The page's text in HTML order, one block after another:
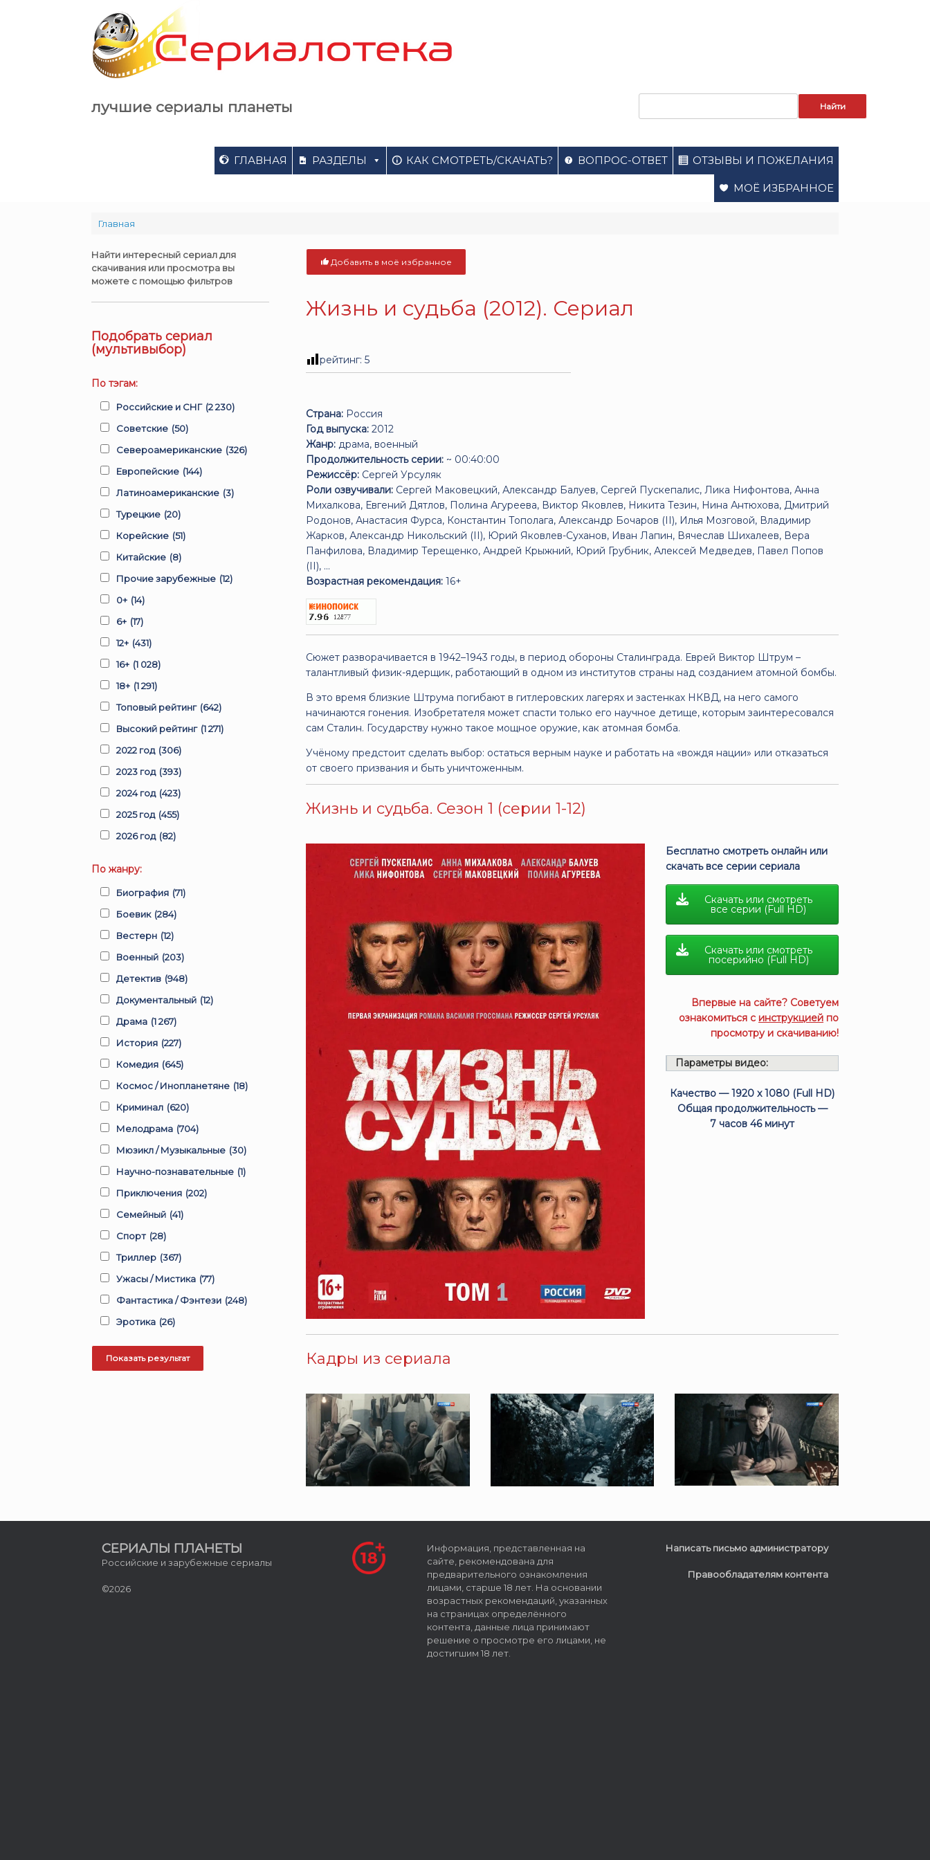
лучшие сериалы планеты
ГЛАВНАЯ РАЗДЕЛЫ КАК СМОТРЕТЬ/СКАЧАТЬ? ВОПРОС-ОТВЕТ ОТЗЫВЫ И ПОЖЕЛАНИЯ
МОЁ ИЗБРАННОЕ
Главная
Добавить в моё избранное
Жизнь и судьба (2012). Сериал
рейтинг:5
Страна: Россия
Год выпуска: 2012
Жанр: драма, военный
Продолжительность серии: ~ 00:40:00
Режиссёр: Сергей Урсуляк
Роли озвучивали: Сергей Маковецкий, Александр Балуев, Сергей Пускепалис, Лика Нифонтова, Анна
Михалкова, Евгений Дятлов, Полина Агуреева, Виктор Яковлев, Никита Тезин, Нина Антюхова, Дмитрий
Родонов, Анастасия Фурса, Константин Тополага, Александр Бочаров (II), Илья Мозговой, Владимир
Жарков, Александр Никольский (II), Юрий Яковлев-Суханов, Иван Лапин, Вячеслав Шихалеев, Вера
Панфилова, Владимир Терещенко, Андрей Крыжний, Юрий Грубник, Алексей Медведев, Павел Попов
(II), ...
Возрастная рекомендация: 16+
Сюжет разворачивается в 1942–1943 годы, в период обороны Сталинграда. Еврей Виктор Штрум –
талантливый физик-ядерщик, работающий в одном из институтов страны над созданием атомной бомбы.
В это время близкие Штрума погибают в гитлеровских лагерях и застенках НКВД, на него самого
начинаются гонения. Изобретателя может спасти только его научное детище, которым заинтересовался
сам Сталин. Государству нужно такое мощное оружие, как атомная бомба.
Учёному предстоит сделать выбор: остаться верным науке и работать на «вождя нации» или отказаться
от своего призвания и быть уничтоженным.
Жизнь и судьба. Сезон 1 (серии 1-12)
Бесплатно смотреть онлайн или
скачать все серии сериала
Скачать или смотреть
все серии (Full HD)
Скачать или смотреть
посерийно (Full HD)
Впервые на сайте? Советуем
ознакомиться с инструкцией по
просмотру и скачиванию!
Параметры видео:
Качество — 1920 x 1080 (Full HD)
Общая продолжительность —
7 часов 46 минут
Кадры из сериала
Найти интересный сериал для
скачивания или просмотра вы
можете с помощью фильтров
Подобрать сериал
(мультивыбор)
По тэгам:
Российские и СНГ (2 230)
Советские (50)
Североамериканские (326)
Европейские (144)
Латиноамериканские (3)
Турецкие (20)
Корейские (51)
Китайские (8)
Прочие зарубежные (12)
0+ (14)
6+ (17)
12+ (431)
16+ (1 028)
18+ (1 291)
Топовый рейтинг (642)
Высокий рейтинг (1 271)
2022 год (306)
2023 год (393)
2024 год (423)
2025 год (455)
2026 год (82)
По жанру:
Биография (71)
Боевик (284)
Вестерн (12)
Военный (203)
Детектив (948)
Документальный (12)
Драма (1 267)
История (227)
Комедия (645)
Космос / Инопланетяне (18)
Криминал (620)
Мелодрама (704)
Мюзикл / Музыкальные (30)
Научно-познавательные (1)
Приключения (202)
Семейный (41)
Спорт (28)
Триллер (367)
Ужасы / Мистика (77)
Фантастика / Фэнтези (248)
Эротика (26)
СЕРИАЛЫ ПЛАНЕТЫ
Российские и зарубежные сериалы
©2026
Информация, представленная на
сайте, рекомендована для
предварительного ознакомления
лицами, старше 18 лет. На основании
возрастных рекомендаций, указанных
на страницах определённого
контента, данные лица принимают
решение о просмотре его лицами, не
достигшим 18 лет.
Написать письмо администратору
Правообладателям контента